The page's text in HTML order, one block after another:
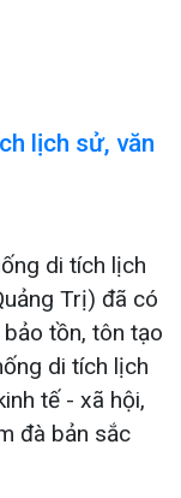
lịch sử, văn
di tích lịch
Trị) đã có
tồn, tôn tạo
di tích lịch
tế - xã hội,
đà bản sắc